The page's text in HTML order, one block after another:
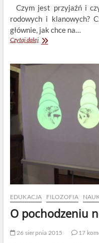
Czym jest przyjaźń i
rodowych i klanowych?
głównie, jak chce na…
Czytaj dalejO
Dominiczak
Kaja
Bryx
EDUKACJA FILOZOFIA
O pochodzeniu
26 sierpnia 2015
17